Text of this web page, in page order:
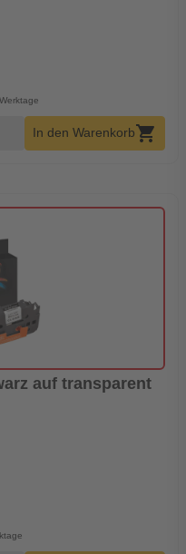
Menge
In den Warenkorbshopping_cart
auf transparent